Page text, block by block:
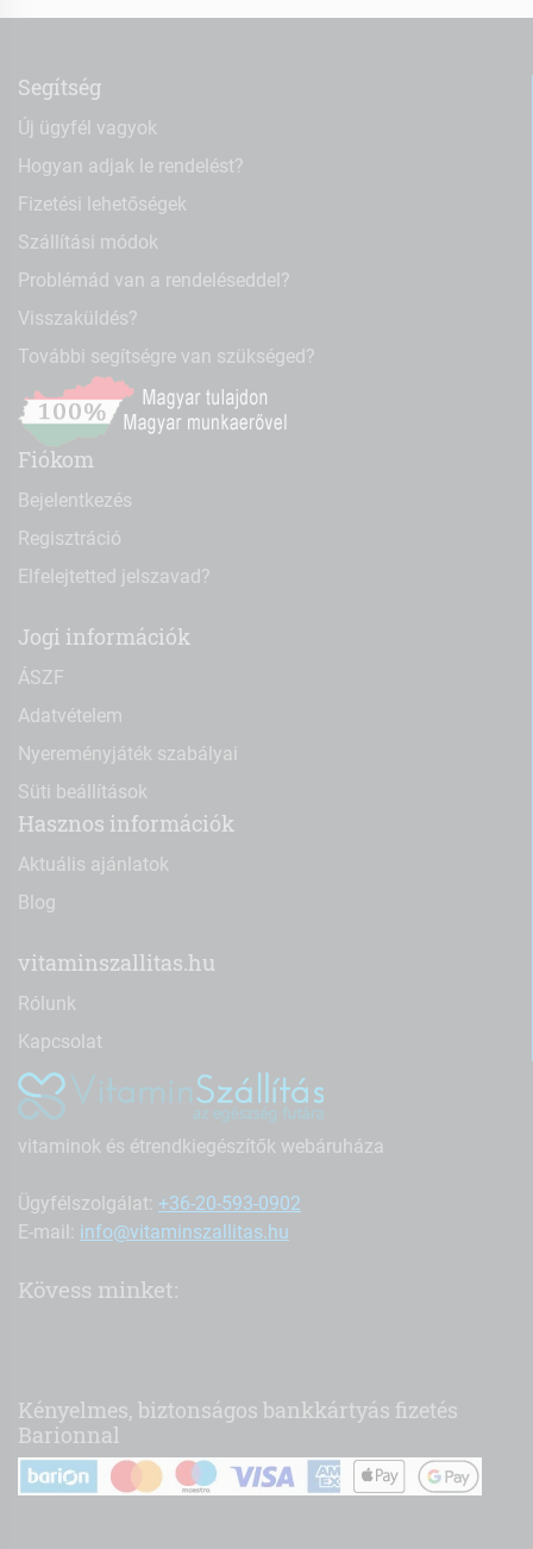
Segítség
Új ügyfél vagyok
Hogyan adjak le rendelést?
Fizetési lehetőségek
Szállítási módok
Problémád van a rendeléseddel?
Visszaküldés?
További segítségre van szükséged?
Fiókom
Bejelentkezés
Regisztráció
Elfelejtetted jelszavad?
Jogi információk
ÁSZF
Adatvételem
Nyereményjáték szabályai
Süti beállítások
Hasznos információk
Aktuális ajánlatok
Blog
vitaminszallitas.hu
Rólunk
Kapcsolat
vitaminok és étrendkiegészítők webáruháza
Ügyfélszolgálat: +36-20-593-0902
E-mail: info@vitaminszallitas.hu
Kövess minket:
Kényelmes, biztonságos bankkártyás fizetés
Barionnal